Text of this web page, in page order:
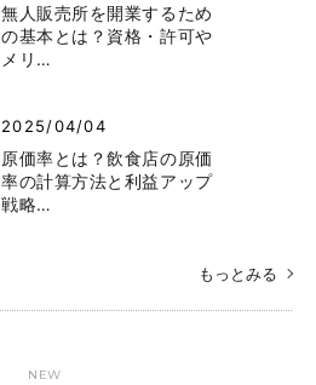
無人販売所を開業するため
の基本とは？資格・許可や
メリ…
2025/04/04
原価率とは？飲食店の原価
率の計算方法と利益アップ
戦略…
もっとみる
NEW